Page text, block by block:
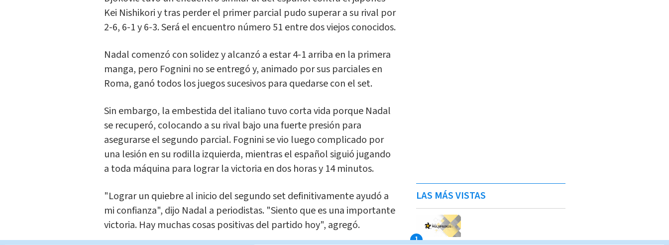
Kei Nishikori y tras perder el primer parcial pudo superar a su rival por
2-6, 6-1 y 6-3. Será el encuentro número 51 entre dos viejos conocidos.
Nadal comenzó con solidez y alcanzó a estar 4-1 arriba en la primera
manga, pero Fognini no se entregó y, animado por sus parciales en
Roma, ganó todos los juegos sucesivos para quedarse con el set.
Sin embargo, la embestida del italiano tuvo corta vida porque Nadal
se recuperó, colocando a su rival bajo una fuerte presión para
asegurarse el segundo parcial. Fognini se vio luego complicado por
una lesión en su rodilla izquierda, mientras el español siguió jugando
a toda máquina para lograr la victoria en dos horas y 14 minutos.
"Lograr un quiebre al inicio del segundo set definitivamente ayudó a
mi confianza", dijo Nadal a periodistas. "Siento que es una importante
victoria. Hay muchas cosas positivas del partido hoy", agregó.
LAS MÁS VISTAS